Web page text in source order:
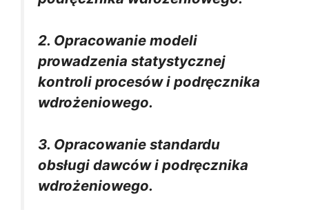
2. Opracowanie modeli
prowadzenia statystycznej
kontroli procesów i podręcznika
wdrożeniowego.
3. Opracowanie standardu
obsługi dawców i podręcznika
wdrożeniowego.